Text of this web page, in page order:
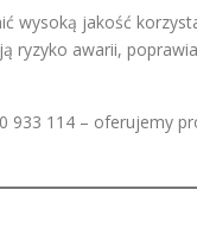
wysoką jakość
ryzyko awarii,
933 114 – oferujemy